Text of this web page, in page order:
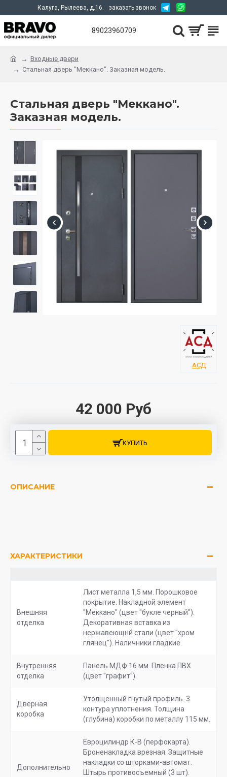
Калуга, Рылеева, д.16. заказать звонок
89023960709
Входные двери
Стальная дверь "Меккано". Заказная модель.
Стальная дверь "Меккано".
Заказная модель.
42 000 Руб
АСД
КУПИТЬ
ОПИСАНИЕ
ХАРАКТЕРИСТИКИ
Внешняя
отделка
Лист металла 1,5 мм. Порошковое
покрытие. Накладной элемент
"Меккано" (цвет "букле черный").
Декоративная вставка из
нержавеющнй стали (цвет "хром
глянец"). Наличники гладкие.
Внутренняя
отделка
Панель МДФ 16 мм. Пленка ПВХ
(цвет "графит").
Дверная
коробка
Утолщенный гнутый профиль. 3
контура уплотнения. Толщина
(глубина) коробки по металлу 115 мм.
Дополнительно
Евроцилиндр К-В (перфокарта).
Броненакладка врезная. Защитные
накладки со шторками-автомат.
Штырь противосъемный (3 шт).